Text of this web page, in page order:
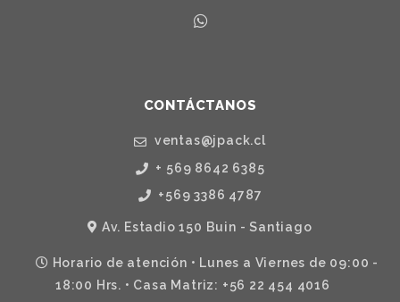
CONTÁCTANOS
ventas@jpack.cl
+ 569 8642 6385
+569 3386 4787
Av. Estadio 150 Buin - Santiago
Horario de atención • Lunes a Viernes de 09:00 -
18:00 Hrs. • Casa Matriz: +56 22 454 4016